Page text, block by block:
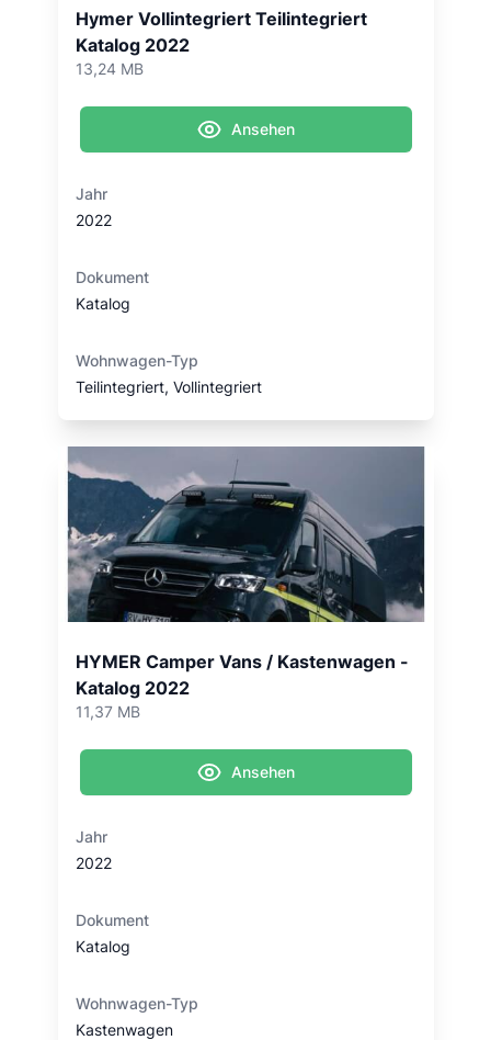
Hymer Vollintegriert Teilintegriert
Katalog 2022
13,24 MB
Ansehen
Jahr
2022
Dokument
Katalog
Wohnwagen-Typ
Teilintegriert, Vollintegriert
HYMER Camper Vans / Kastenwagen -
Katalog 2022
11,37 MB
Ansehen
Jahr
2022
Dokument
Katalog
Wohnwagen-Typ
Kastenwagen